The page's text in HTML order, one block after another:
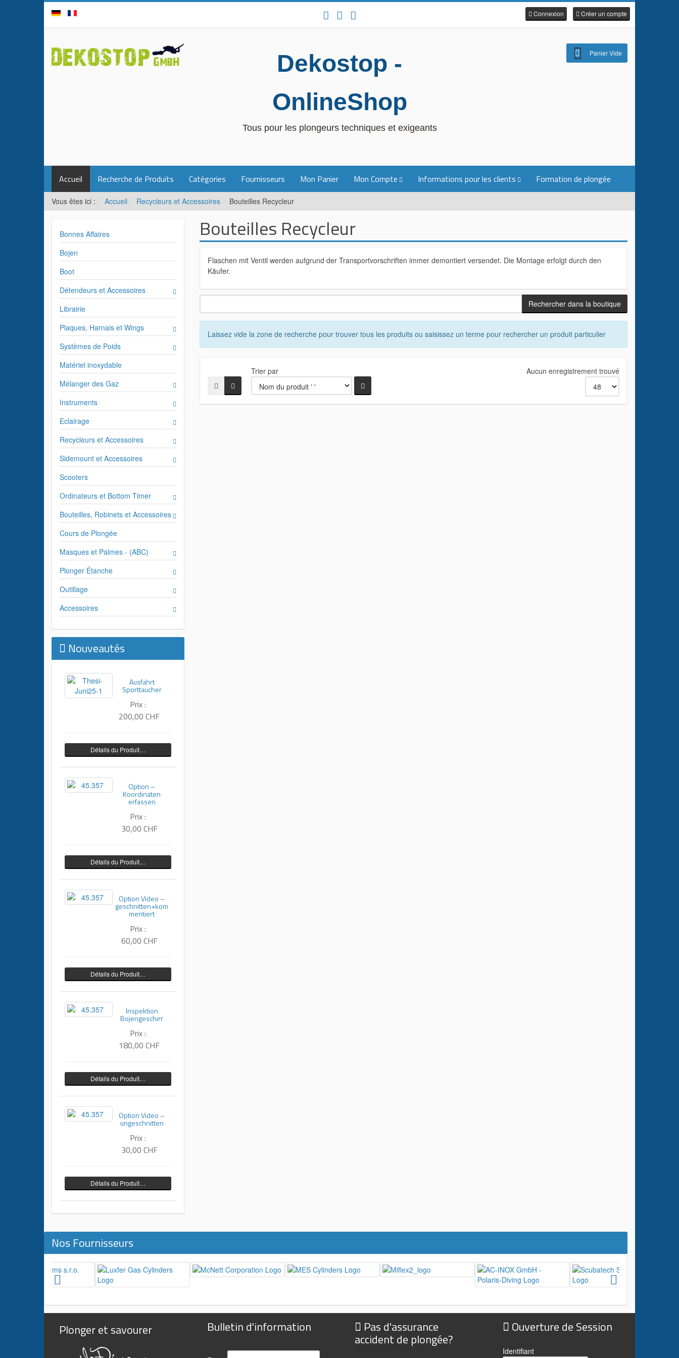
Connexion Créer un compte
Dekostop -
OnlineShop
Tous pour les plongeurs techniques et exigeants
Panier Vide
Accueil Recherche de Produits Catégories Fournisseurs Mon Panier Mon Compte Informations pour les clients Formation de plongée
Vous êtes ici : Accueil Recycleurs et Accessoires Bouteilles Recycleur
Bouteilles Recycleur
Flaschen mit Ventil werden aufgrund der Transportvorschriften immer demontiert versendet. Die Montage erfolgt durch den
Käufer.
Laissez vide la zone de recherche pour trouver tous les produits ou saisissez un terme pour rechercher un produit particulier
Trier par Aucun enregistrement trouvé
Bonnes Affaires
Bojen
Boot
Détendeurs et Accessoires
Librairie
Plaques, Harnais et Wings
Systèmes de Poids
Matériel inoxydable
Mélanger des Gaz
Instruments
Eclairage
Recycleurs et Accessoires
Sidemount et Accessoires
Scooters
Ordinateurs et Bottom Timer
Bouteilles, Robinets et Accessoires
Cours de Plongée
Masques et Palmes - (ABC)
Plonger Étanche
Outillage
Accessoires
Nouveautés
Ausfahrt
Sporttaucher
Prix :
200,00 CHF
Détails du Produit…
Option –
Koordinaten
erfassen
Prix :
30,00 CHF
Détails du Produit…
Option Video –
geschnitten+kom
mentiert
Prix :
60,00 CHF
Détails du Produit…
Inspektion
Bojengeschirr
Prix :
180,00 CHF
Détails du Produit…
Option Video –
ungeschnitten
Prix :
30,00 CHF
Détails du Produit…
Nos Fournisseurs
Plonger et savourer Bulletin d'information Pas d'assurance
accident de plongée?
Ouverture de Session
Identifiant